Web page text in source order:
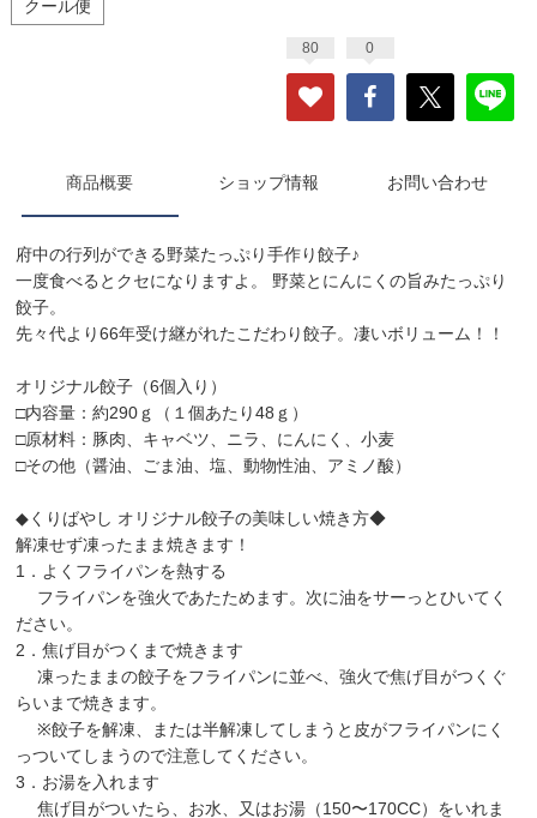
クール便
80 0
商品概要 ショップ情報 お問い合わせ
府中の行列ができる野菜たっぷり手作り餃子♪
一度食べるとクセになりますよ。 野菜とにんにくの旨みたっぷり
餃子。
先々代より66年受け継がれたこだわり餃子。凄いボリューム！！
オリジナル餃子（6個入り）
□内容量：約290ｇ（１個あたり48ｇ）
□原材料：豚肉、キャベツ、ニラ、にんにく、小麦
□その他（醤油、ごま油、塩、動物性油、アミノ酸）
◆くりばやし オリジナル餃子の美味しい焼き方◆
解凍せず凍ったまま焼きます！
1．よくフライパンを熱する
フライパンを強火であたためます。次に油をサーっとひいてく
ださい。
2．焦げ目がつくまで焼きます
凍ったままの餃子をフライパンに並べ、強火で焦げ目がつくぐ
らいまで焼きます。
※餃子を解凍、または半解凍してしまうと皮がフライパンにく
っついてしまうので注意してください。
3．お湯を入れます
焦げ目がついたら、お水、又はお湯（150〜170CC）をいれま